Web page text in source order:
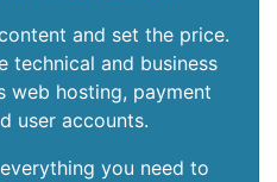
and set the price.
technical and business
web hosting, payment
user accounts.
you need to